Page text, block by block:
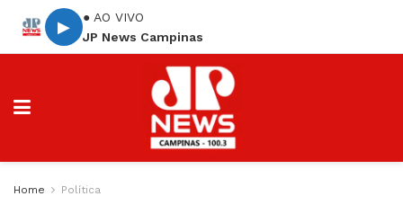
▶
● AO VIVO
JP News Campinas
Home Política